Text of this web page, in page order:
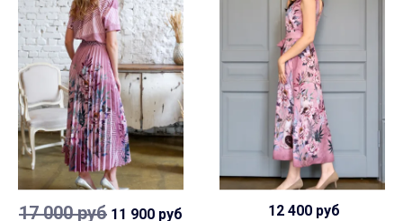
17 000 руб 11 900 руб 12 400 руб